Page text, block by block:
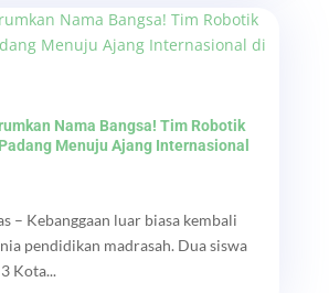
Nama Bangsa! Tim Robotik
Menuju Ajang Internasional
– Kebanggaan luar biasa kembali
pendidikan madrasah. Dua siswa
Kota...